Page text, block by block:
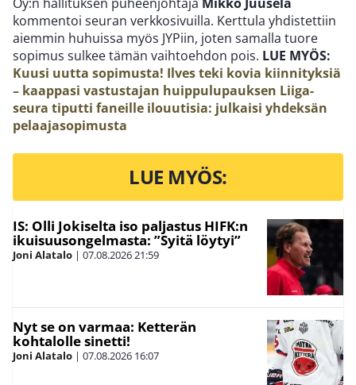
kommentoi seuran verkkosivuilla. Kerttula yhdistettiin
aiemmin huhuissa myös JYPiin, joten samalla tuore
sopimus sulkee tämän vaihtoehdon pois. LUE MYÖS:
Kuusi uutta sopimusta! Ilves teki kovia kiinnityksiä
– kaappasi vastustajan huippulupauksen Liiga-
seura tiputti faneille ilouutisia: julkaisi yhdeksän
pelaajasopimusta
LUE MYÖS:
IS: Olli Jokiselta iso paljastus HIFK:n
ikuisuusongelmasta: ”Syitä löytyi”
Joni Alatalo | 07.08.202621:59
Nyt se on varmaa: Ketterän
kohtalolle sinetti!
Joni Alatalo | 07.08.2026 16:07